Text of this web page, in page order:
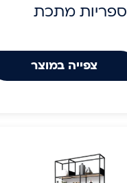
ספריות מתכת
צפייה במוצר